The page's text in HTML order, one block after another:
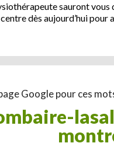
sauront
dès aujourd’hui
Google pour ces